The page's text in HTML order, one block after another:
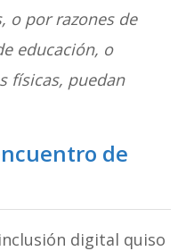
o por razones de
educación, o
físicas, puedan
de
digital quiso